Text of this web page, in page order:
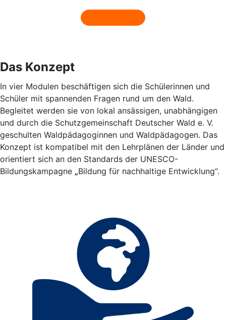
Das Konzept
In vier Modulen beschäftigen sich die Schülerinnen und
Schüler mit spannenden Fragen rund um den Wald.
Begleitet werden sie von lokal ansässigen, unabhängigen
und durch die Schutzgemeinschaft Deutscher Wald e. V.
geschulten Waldpädagoginnen und Waldpädagogen. Das
Konzept ist kompatibel mit den Lehrplänen der Länder und
orientiert sich an den Standards der UNESCO-
Bildungskampagne „Bildung für nachhaltige Entwicklung“.